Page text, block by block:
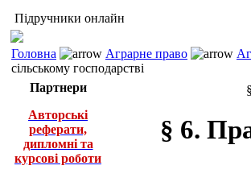
Підручники онлайн
Головна Аграрне право
сільському господарстві
Партнери
Авторські
реферати,
дипломні та
курсові роботи
§ 6.